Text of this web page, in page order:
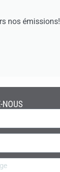
nos émissions!
NOUS